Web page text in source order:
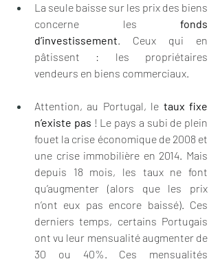
La seule baisse sur les prix des biens
concerne les fonds
d’investissement. Ceux qui en
pâtissent : les propriétaires
vendeurs en biens commerciaux.
Attention, au Portugal, le taux fixe
n’existe pas ! Le pays a subi de plein
fouet la crise économique de 2008 et
une crise immobilière en 2014. Mais
depuis 18 mois, les taux ne font
qu’augmenter (alors que les prix
n’ont eux pas encore baissé). Ces
derniers temps, certains Portugais
ont vu leur mensualité augmenter de
30 ou 40%. Ces mensualités